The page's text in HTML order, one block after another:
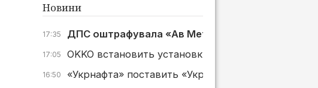
Новини
17:35 ДПС оштрафувала «Ав Метал Груп» на 1 млн грн
17:05 OKKO встановить установки зберігання енергії
16:50 «Укрнафта» поставить «Укргазвидобуванню»